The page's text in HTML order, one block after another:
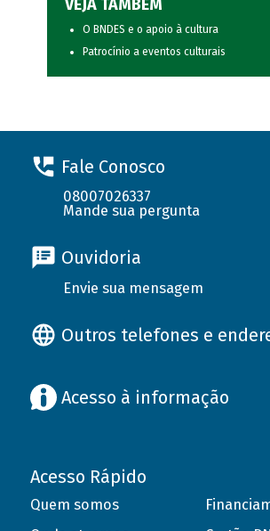
VEJA TAMBÉM
O BNDES e o apoio à cultura
Patrocínio a eventos culturais
Fale Conosco
08007026337
Mande sua pergunta
Ouvidoria
Envie sua mensagem
Outros telefones e
Acesso à informação
Acesso Rápido
Quem somos